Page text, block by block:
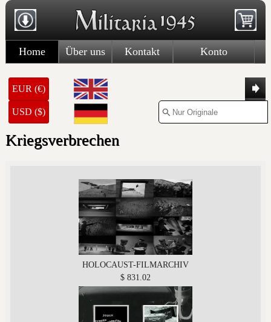
Home Über uns Kontakt Konto
EUR (€)
USD ($)
Kriegsverbrechen
HOLOCAUST-FILMARCHIV
$ 831.02